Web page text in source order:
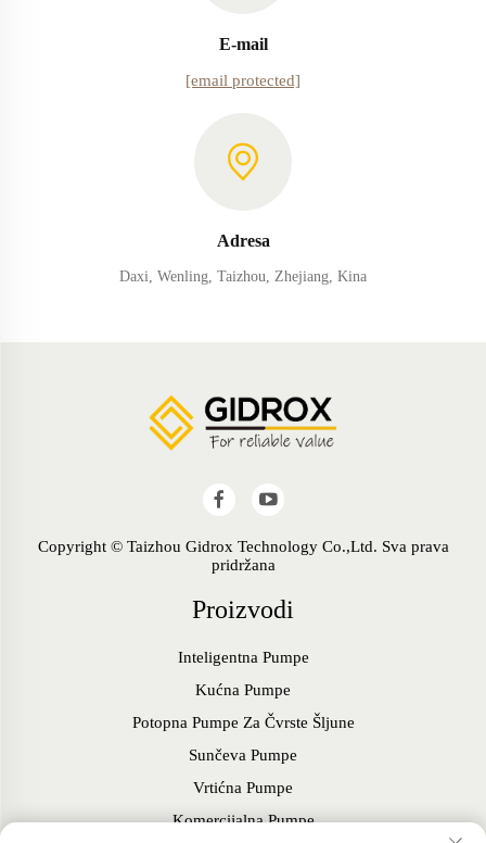
E-mail
[email protected]
Adresa
Daxi, Wenling, Taizhou, Zhejiang, Kina
Copyright © Taizhou Gidrox Technology Co.,Ltd. Sva prava
pridržana
Proizvodi
Inteligentna Pumpe
Kućna Pumpe
Potopna Pumpe Za Čvrste Šljune
Sunčeva Pumpe
Vrtićna Pumpe
Komercijalna Pumpe